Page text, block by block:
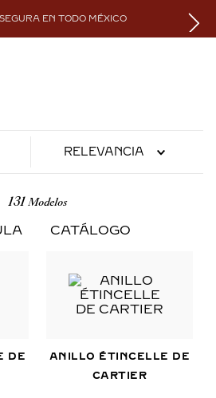
EN TODO MÉXICO
RELEVANCIA
131
CATÁLOGO
DE
ANILLO ÉTINCELLE DE
CARTIER